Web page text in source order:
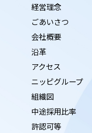
経営理念
ごあいさつ
会社概要
沿革
アクセス
ニッピグループ
組織図
中途採用比率
許認可等